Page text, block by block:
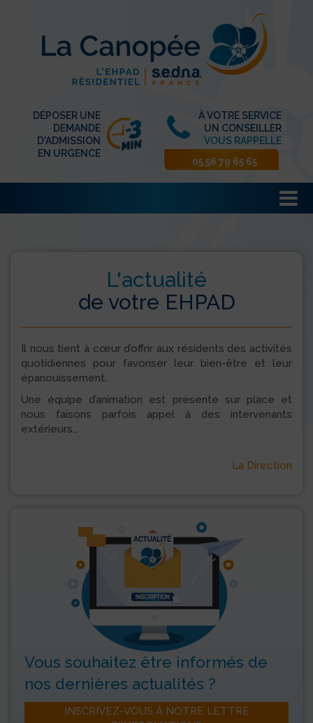
DÉPOSER UNE
DEMANDE
D'ADMISSION
EN URGENCE
À VOTRE SERVICE
UN CONSEILLER
VOUS RAPPELLE
05 56 79 65 65
L'actualité
de votre EHPAD
Il nous tient à cœur d’offrir aux résidents des activités
quotidiennes pour favoriser leur bien-être et leur
épanouissement.
Une équipe d’animation est présente sur place et
nous faisons parfois appel à des intervenants
extérieurs…
La Direction
Vous souhaitez être informés de
nos dernières actualités ?
INSCRIVEZ-VOUS À NOTRE LETTRE